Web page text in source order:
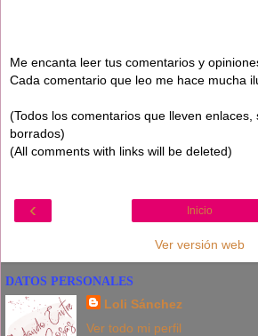
Me encanta leer tus comentarios y
Cada comentario que leo me hace mucha
(Todos los comentarios que lleven enlaces,
borrados)
(All comments with links will be deleted)
‹ Inicio
Ver versión web
DATOS PERSONALES
Loli Sánchez
Ver todo mi perfil